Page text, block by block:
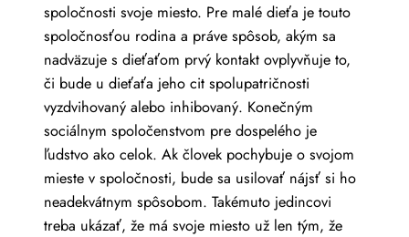
spoločnosti svoje miesto. Pre malé dieťa je touto
spoločnosťou rodina a práve spôsob, akým sa
nadväzuje s dieťaťom prvý kontakt ovplyvňuje to,
či bude u dieťaťa jeho cit spolupatričnosti
vyzdvihovaný alebo inhibovaný. Konečným
sociálnym spoločenstvom pre dospelého je
ľudstvo ako celok. Ak človek pochybuje o svojom
mieste v spoločnosti, bude sa usilovať nájsť si ho
neadekvátnym spôsobom. Takémuto jedincovi
treba ukázať, že má svoje miesto už len tým, že